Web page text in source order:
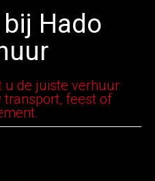
Hado
u de juiste verhuur
transport, feest of